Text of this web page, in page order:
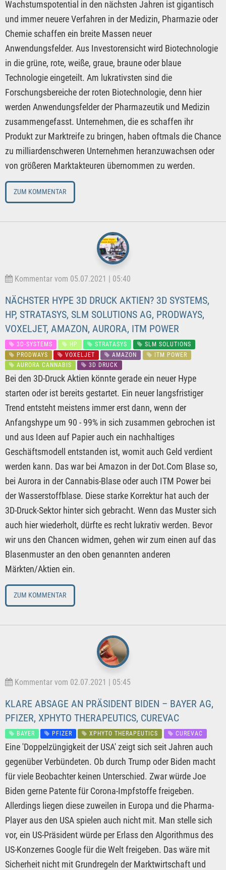
Wachstumspotential in den nächsten Jahren ist gigantisch
und immer neuere Verfahren in der Medizin, Pharmazie oder
Chemie schaffen ein breite Massen neuer
Anwendungsfelder. Aus Investorensicht wird Biotechnologie
in die grüne, rote, weiße, graue, braune oder blaue
Technologie eingeteilt. Am lukrativsten sind die
Forschungsbereiche der roten Biotechnologie, denn hier
werden Anwendungsfelder der Pharmazeutik und Medizin
zusammengefasst. Unternehmen, die es schaffen ihr
Produkt zur Marktreife zu bringen, haben oftmals die Chance
zu milliardenschweren Unternehmen heranzuwachsen oder
von größeren Marktakteuren übernommen zu werden.
ZUM KOMMENTAR
Kommentar vom 05.07.2021 | 05:40
NÄCHSTER HYPE 3D DRUCK AKTIEN? 3D SYSTEMS,
HP, STRATASYS, SLM SOLUTIONS AG, PRODWAYS,
VOXELJET, AMAZON, AURORA, ITM POWER
3D-SYSTEMS HP STRATASYS
SLM SOLUTIONS
PRODWAYS
VOXELJET AMAZON
ITM POWER
AURORA CANNABIS
3D DRUCK
Bei den 3D-Druck Aktien könnte gerade ein neuer Hype
starten oder ist bereits gestartet. Ein neuer langsfristiger
Trend entsteht meistens immer erst dann, wenn der
Anfangshype um 90 - 99% in sich zusammen gebrochen ist
und aus Ideen auf Papier auch ein nachhaltiges
Geschäftsmodell entstanden ist, womit auch Geld verdient
werden kann. Das war bei Amazon in der Dot.Com Blase so,
bei Aurora in der Cannabis-Blase oder auch ITM Power bei
der Wasserstoffblase. Diese starke Korrektur hat auch der
3D-Druck-Sektor hinter sich gebracht. Wenn das Muster sich
auch hier wiederholt, dürfte es recht lukrativ werden. Bevor
wir uns den Chancen widmen, gehen wir zum einen auf das
Blasenmuster an den oben genannten anderen
Märkten/Aktien ein.
ZUM KOMMENTAR
Kommentar vom 02.07.2021 | 05:45
KLARE ABSAGE AN PRÄSIDENT BIDEN – BAYER AG,
PFIZER, XPHYTO THERAPEUTICS, CUREVAC
BAYER PFIZER XPHYTO THERAPEUTICS CUREVAC
Eine 'Doppelzüngigkeit der USA' zeigt sich seit Jahren auch
gegenüber Verbündeten. Ob durch Trump oder Biden macht
für viele Beobachter keinen Unterschied. Zwar würde Joe
Biden gerne Patente für Corona-Impfstoffe freigeben.
Allerdings liegen diese zuweilen in Europa und die Pharma-
Player aus den USA spielen auch nicht mit. Man stelle sich
vor, ein US-Präsident würde per Erlass den Algorithmus des
US-Konzernes Google für die Welt freigeben. Das wäre mit
Sicherheit nicht mit Grundregeln der Marktwirtschaft und